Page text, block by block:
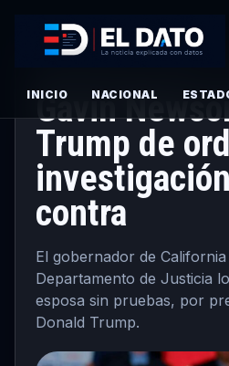
INICIO NACIONAL
Gavin
Trump de
contra
El gobernador de
Departamento de Justicia
esposa sin pruebas, por
Donald Trump.